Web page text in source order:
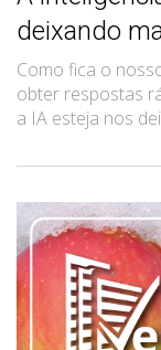
deixando
Como fica o
obter respostas
a IA esteja nos